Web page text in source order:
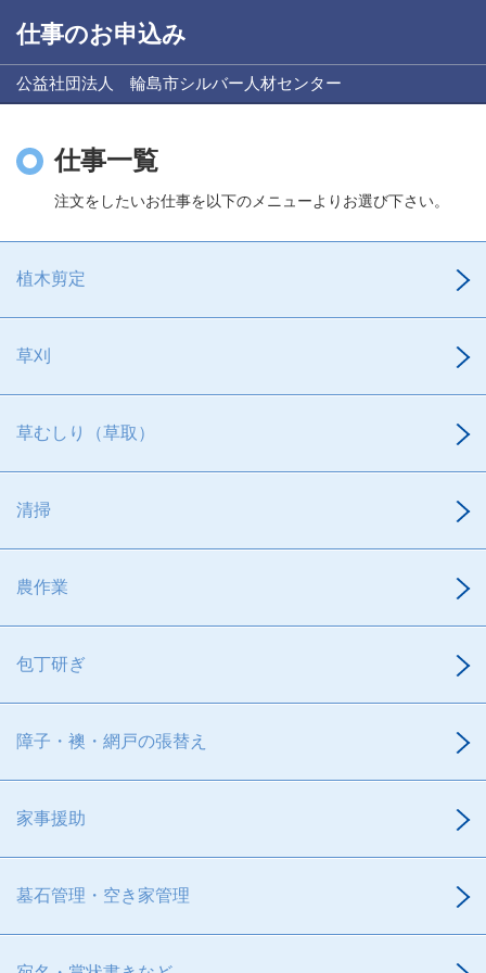
仕事のお申込み
公益社団法人 輪島市シルバー人材センター
仕事一覧
注文をしたいお仕事を以下のメニューよりお選び下さい。
植木剪定
草刈
草むしり（草取）
清掃
農作業
包丁研ぎ
障子・襖・網戸の張替え
家事援助
墓石管理・空き家管理